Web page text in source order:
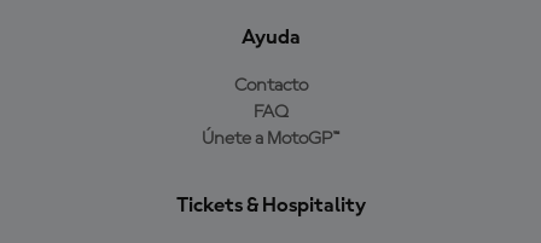
Ayuda
Contacto
FAQ
Únete a MotoGP™
Tickets & Hospitality